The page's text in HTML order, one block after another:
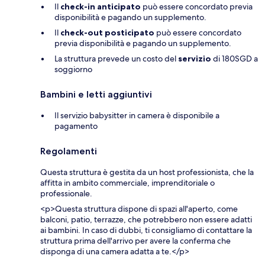
Il check-in anticipato può essere concordato previa
disponibilità e pagando un supplemento.
Il check-out posticipato può essere concordato
previa disponibilità e pagando un supplemento.
La struttura prevede un costo del servizio di 180SGD a
soggiorno
Bambini e letti aggiuntivi
Il servizio babysitter in camera è disponibile a
pagamento
Regolamenti
Questa struttura è gestita da un host professionista, che la
affitta in ambito commerciale, imprenditoriale o
professionale.
<p>Questa struttura dispone di spazi all'aperto, come
balconi, patio, terrazze, che potrebbero non essere adatti
ai bambini. In caso di dubbi, ti consigliamo di contattare la
struttura prima dell'arrivo per avere la conferma che
disponga di una camera adatta a te.</p>